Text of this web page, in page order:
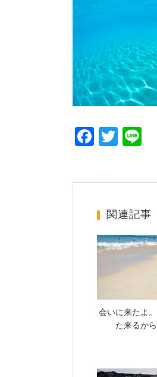
F
b
o
o
T
関連記事
会いに来たよ
た来るから